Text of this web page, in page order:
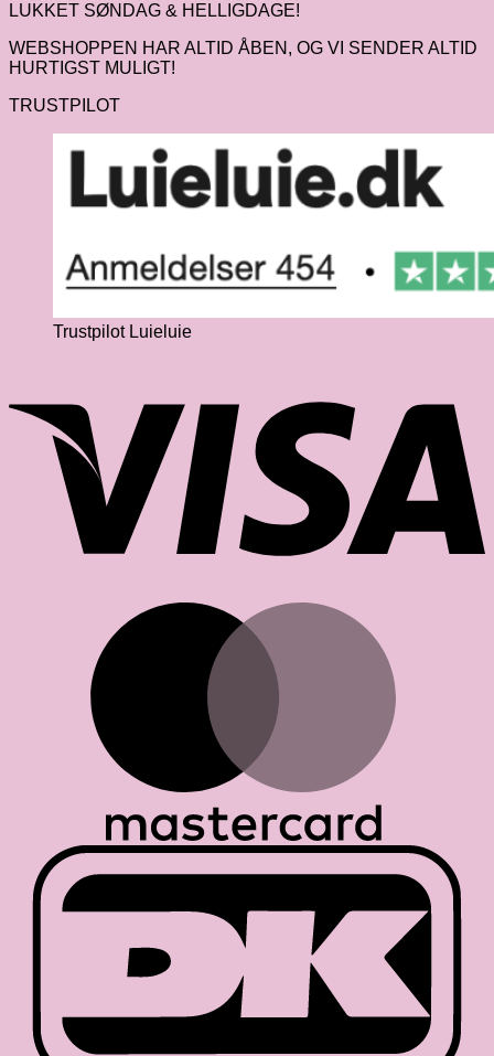
LUKKET SØNDAG & HELLIGDAGE!
WEBSHOPPEN HAR ALTID ÅBEN, OG VI SENDER ALTID
HURTIGST MULIGT!
TRUSTPILOT
Trustpilot Luieluie